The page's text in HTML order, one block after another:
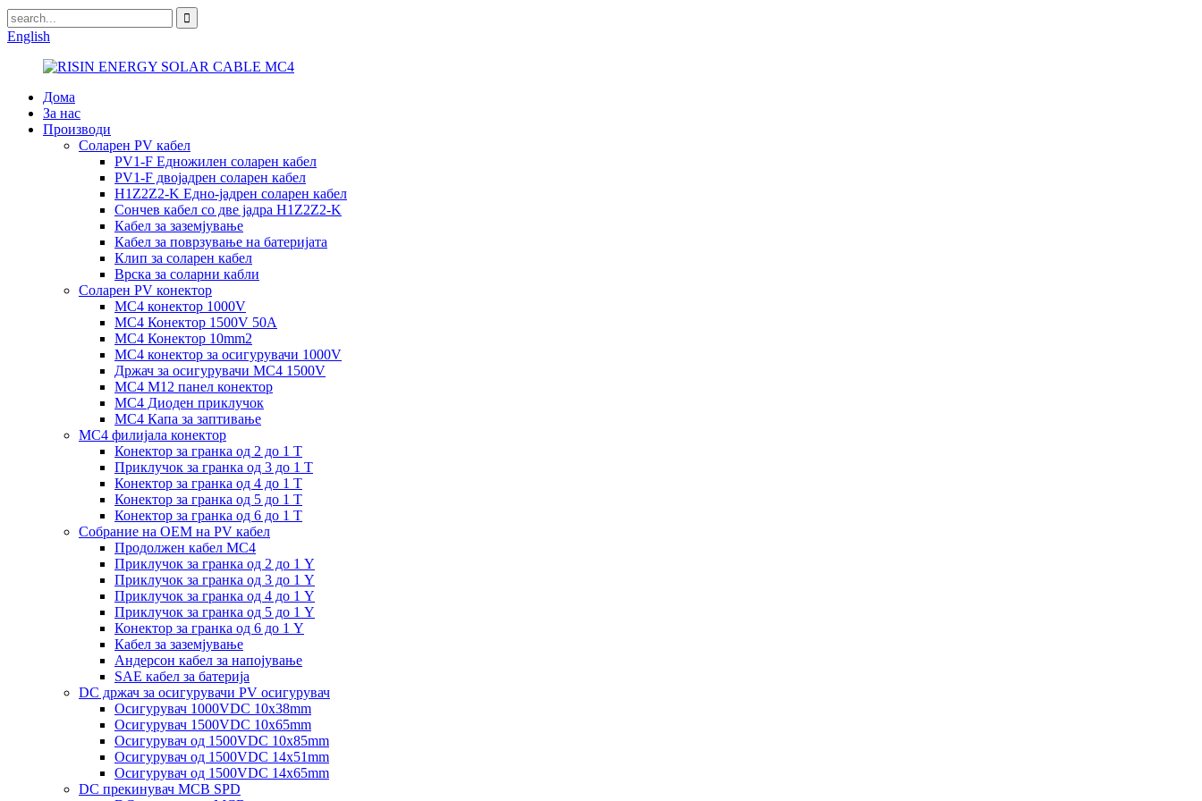
English
Дома
За нас
Производи
Соларен PV кабел
PV1-F Едножилен соларен кабел
PV1-F двојадрен соларен кабел
H1Z2Z2-K Едно-јадрен соларен кабел
Сончев кабел со две јадра H1Z2Z2-K
Кабел за заземјување
Кабел за поврзување на батеријата
Клип за соларен кабел
Врска за соларни кабли
Соларен PV конектор
MC4 конектор 1000V
MC4 Конектор 1500V 50A
MC4 Конектор 10mm2
MC4 конектор за осигурувачи 1000V
Држач за осигурувачи MC4 1500V
MC4 M12 панел конектор
MC4 Диоден приклучок
MC4 Капа за заптивање
MC4 филијала конектор
Конектор за гранка од 2 до 1 Т
Приклучок за гранка од 3 до 1 Т
Конектор за гранка од 4 до 1 Т
Конектор за гранка од 5 до 1 Т
Конектор за гранка од 6 до 1 Т
Собрание на ОЕМ на PV кабел
Продолжен кабел MC4
Приклучок за гранка од 2 до 1 Y
Приклучок за гранка од 3 до 1 Y
Приклучок за гранка од 4 до 1 Y
Приклучок за гранка од 5 до 1 Y
Конектор за гранка од 6 до 1 Y
Кабел за заземјување
Андерсон кабел за напојување
SAE кабел за батерија
DC држач за осигурувачи PV осигурувач
Осигурувач 1000VDC 10x38mm
Осигурувач 1500VDC 10x65mm
Осигурувач од 1500VDC 10x85mm
Осигурувач од 1500VDC 14x51mm
Осигурувач од 1500VDC 14x65mm
DC прекинувач MCB SPD